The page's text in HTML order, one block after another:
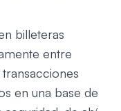
billeteras
entre
en una base de